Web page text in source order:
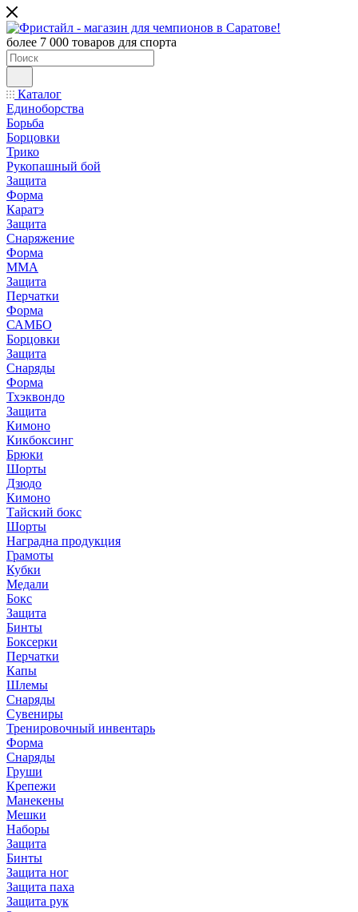
более 7 000 товаров для спорта
Каталог
Единоборства
Борьба
Борцовки
Трико
Рукопашный бой
Защита
Форма
Каратэ
Защита
Снаряжение
Форма
ММА
Защита
Перчатки
Форма
САМБО
Борцовки
Защита
Снаряды
Форма
Тхэквондо
Защита
Кимоно
Кикбоксинг
Брюки
Шорты
Дзюдо
Кимоно
Тайский бокс
Шорты
Наградна продукция
Грамоты
Кубки
Медали
Бокс
Защита
Бинты
Боксерки
Перчатки
Капы
Шлемы
Снаряды
Сувениры
Тренировочный инвентарь
Форма
Снаряды
Груши
Крепежи
Манекены
Мешки
Наборы
Защита
Бинты
Защита ног
Защита паха
Защита рук